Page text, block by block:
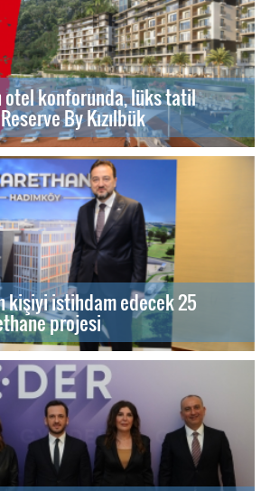
otel konforunda, lüks tatil
By Kızılbük
kişiyi istihdam edecek 25
projesi